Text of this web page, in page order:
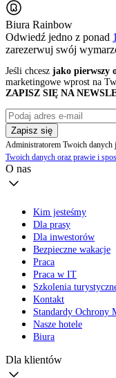
Biura Rainbow
Odwiedź jedno z ponad
zarezerwuj swój
Jeśli chcesz jako pierwszy
marketingowe wprost na
ZAPISZ SIĘ NA
Zapisz się
Administratorem Twoich danych
Twoich danych oraz prawie i
O nas
Kim jesteśmy
Dla prasy
Dla inwestorów
Bezpieczne wakacje
Praca
Praca w IT
Szkolenia
Kontakt
Standardy Ochrony
Nasze hotele
Biura
Dla klientów